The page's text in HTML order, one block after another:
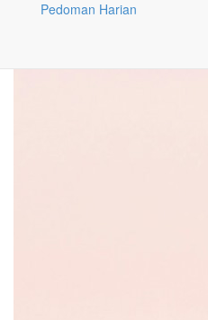
Pedoman HarianBaca selanjutnya